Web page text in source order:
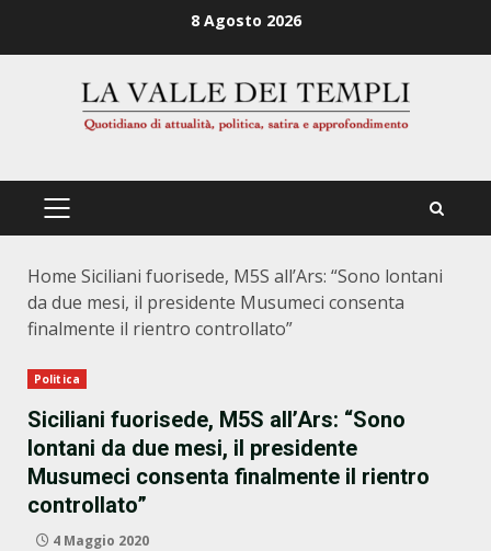
8 Agosto 2026
PRIMÄRES
Home Siciliani fuorisede, M5S all’Ars: “Sono lontani
da due mesi, il presidente Musumeci consenta
finalmente il rientro controllato”
Politica
Siciliani fuorisede, M5S all’Ars: “Sono
lontani da due mesi, il presidente
Musumeci consenta finalmente il rientro
controllato”
4 Maggio 2020